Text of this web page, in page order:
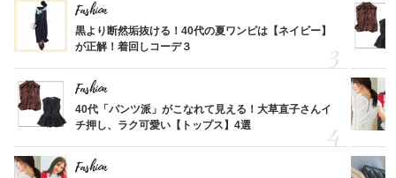
Fashion
黒より断然垢抜ける！40代の夏ワンピは【ネイビー】
が正解！着回しコーデ３
Fashion
40代「パンツ派」がこなれて見える！大草直子さんイ
チ押し、ラク可愛い【トップス】4選
Fashion